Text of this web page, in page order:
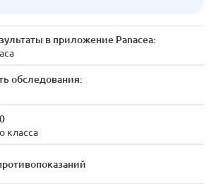
в приложение Panacea:
обследования:
класса